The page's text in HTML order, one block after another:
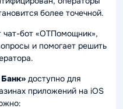
более точечной.
чат-бот «ОТПомощник»,
и помогает решить
доступно для
приложений на iOS